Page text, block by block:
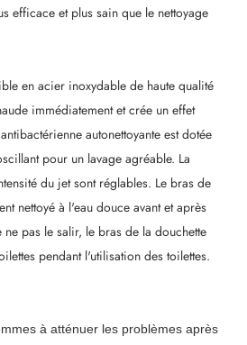
efficace et plus sain que le nettoyage
en acier inoxydable de haute qualité
immédiatement et crée un effet
autonettoyante est dotée
pour un lavage agréable. La
du jet sont réglables. Le bras de
nettoyé à l'eau douce avant et après
pas le salir, le bras de la douchette
pendant l'utilisation des toilettes.
à atténuer les problèmes après